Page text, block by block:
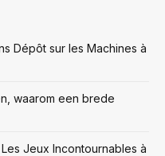
Dépôt sur les Machines à
waarom een brede
Jeux Incontournables à